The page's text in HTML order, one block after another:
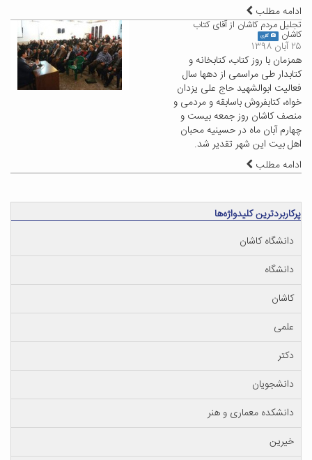
ادامه مطلب
تجلیل مردم کاشان از آقای کتاب
کاشان گالری
۲۵ آبان ۱۳۹۸
همزمان با روز کتاب، کتابخانه و
کتابدار طی مراسمی از دهها سال
فعالیت ابوالشهید حاج علی یزدان
خواه، کتابفروش باسابقه و مردمی و
منصف کاشان روز جمعه بیست و
چهارم آبان ماه در حسینیه محبان
اهل بیت این شهر تقدیر شد.
ادامه مطلب
پرکاربردترین کلیدواژه‌ها
دانشگاه کاشان
دانشگاه
کاشان
علمی
دکتر
دانشجویان
دانشکده معماری و هنر
خیرین